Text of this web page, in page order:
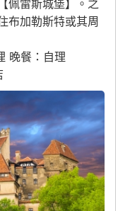
佩雷斯城堡】。之
布加勒斯特或其周
晚餐：自理